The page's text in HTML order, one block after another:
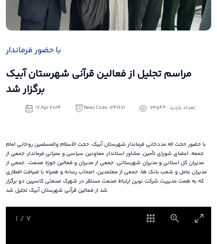
با حضور فرماندار
مراسم تجلیل از فعالین قرآنی شهرستان آبیک
برگزار شد
17 Apr 2024 News Code: 1241671 تعداد بازدید : 73544
با حضور حجت اله مددخانی فرماندار شهرستان آبیک، حجت الاسلام والمسلمین روحانی امام
جمعه، اعضای شورای تأمین، مشاور استاندار، معاونین سیاسی و عمرانی فرماندار، جمعی از
مدیران کل استانی و مدیران شهرستانی، جمعی از مدیران و فعالین حوزه صنعت، جمعی از
مدیران عامل و شعب بانک ها، جمعی از معتمدین، اصحاب رسانه و همراه با ضیافت افطاری
که به همت مدیریت شرکت نوین ارتباط صنعت مستقر در شهرک صنعتی کاسپین دو برگزار
شد از فعالین قرآنی شهرستان آبیک تجلیل شد.
1 / 7